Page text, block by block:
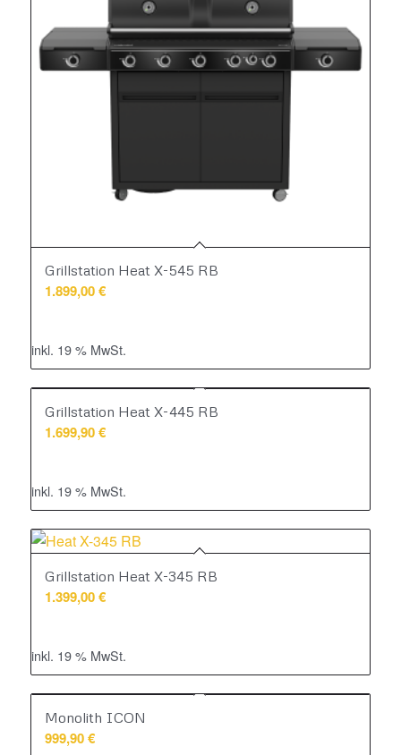
Grillstation Heat X-545 RB
1.899,00€
inkl. 19 % MwSt.
Grillstation Heat X-445 RB
1.699,90€
inkl. 19 % MwSt.
Grillstation Heat X-345 RB
1.399,00€
inkl. 19 % MwSt.
Monolith ICON
999,90€